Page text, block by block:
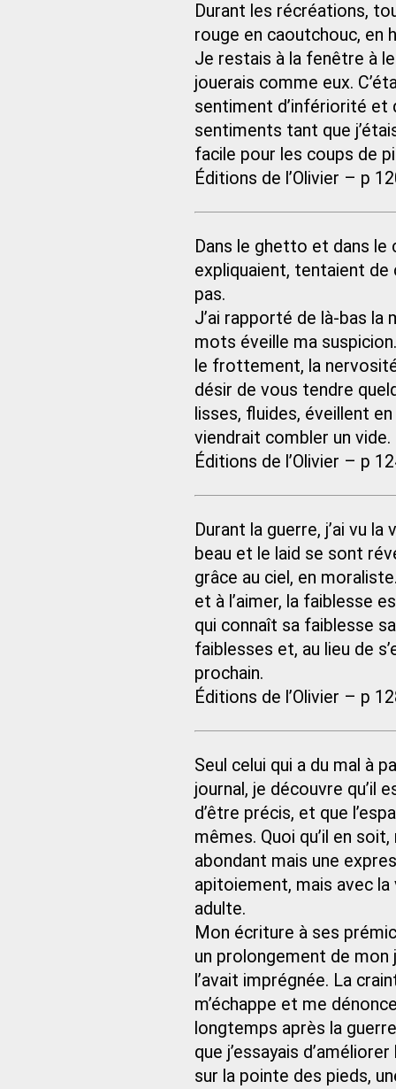
Durant les récréations,
rouge en caoutchouc, en
Je restais à la fenêtre à
jouerais comme eux.
sentiment d’infériorité et
sentiments tant que
facile pour les coups de
Éditions de l’Olivier – p
Dans le ghetto et dans le
expliquaient, tentaient de
pas.
J’ai rapporté de là-bas la
mots éveille ma
le frottement, la
désir de vous tendre
lisses, fluides, éveillent
viendrait combler un vide.
Éditions de l’Olivier – p
Durant la guerre, j’ai vu
beau et le laid se sont
grâce au ciel, en
et à l’aimer, la faiblesse
qui connaît sa faiblesse
faiblesses et, au lieu de
prochain.
Éditions de l’Olivier – p
Seul celui qui a du mal à
journal, je découvre qu’il
d’être précis, et que
mêmes. Quoi qu’il en
abondant mais une
apitoiement, mais avec
adulte.
Mon écriture à ses
un prolongement de mon
l’avait imprégnée. La
m’échappe et me
longtemps après la
que j’essayais
sur la pointe des pieds,